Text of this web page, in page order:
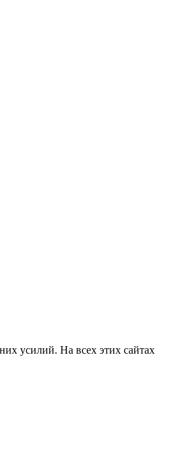
усилий. На всех этих сайтах